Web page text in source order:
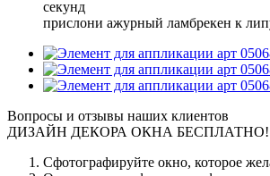
секунд
прислони ажурный ламбрекен к
Вопросы и отзывы наших клиентов
ДИЗАЙН ДЕКОРА ОКНА БЕСПЛАТНО!
Сфотографируйте окно, которое